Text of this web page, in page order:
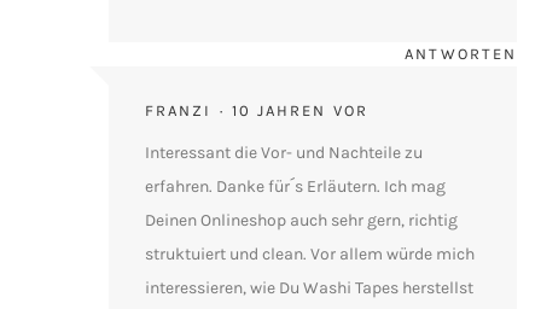
FRANZI 10 JAHREN VOR
ANTWORTEN
Interessant die Vor- und Nachteile zu
erfahren. Danke für´s Erläutern. Ich mag
Deinen Onlineshop auch sehr gern, richtig
struktuiert und clean. Vor allem würde mich
interessieren, wie Du Washi Tapes herstellst